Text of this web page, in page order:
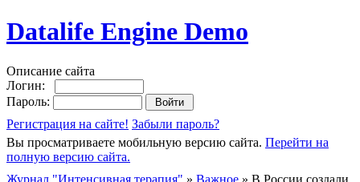
Datalife Engine Demo
Описание сайта
Логин:
Пароль:
Регистрация на сайте! Забыли пароль?
Вы просматриваете мобильную версию сайта. Перейти на
полную версию сайта.
Журнал "Интенсивная терапия" » Важное » В России создали